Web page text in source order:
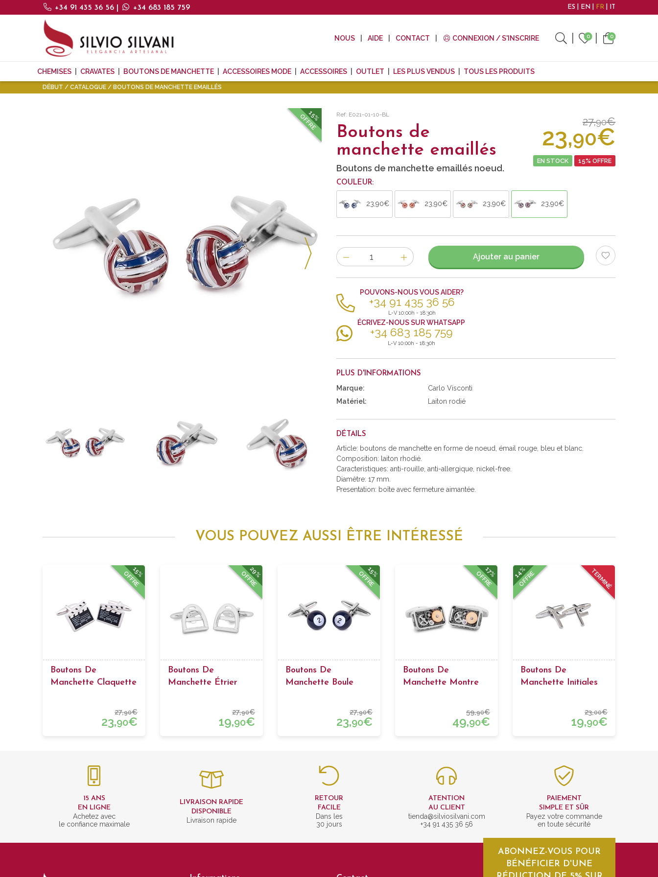
+34 91 435 36 56 +34 683 185 759 ES EN FR IT
NOUS AIDE CONTACT CONNEXION / S'INSCRIRE 0 0
CHEMISES CRAVATES BOUTONS DE MANCHETTE ACCESSOIRES MODE ACCESSOIRES OUTLET LES PLUS VENDUS TOUS LES PRODUITS
DÉBUT CATALOGUE BOUTONS DE MANCHETTE EMAILLÉS
15%
OFFRE Ref: E021-01-10-BL
Boutons de
manchette emaillés
Boutons de manchette emaillés noeud.
27,90€
23,90€
EN STOCK 15% OFFRE
COULEUR:
23,90€ 23,90€ 23,90€ 23,90€
Nombre
d'items
Ajouter au panier
POUVONS-NOUS VOUS AIDER?
+34 91 435 36 56
L-V 10:00h - 18:30h
ÉCRIVEZ-NOUS SUR WHATSAPP
+34 683 185 759
L-V 10:00h - 18:30h
PLUS D'INFORMATIONS
Marque:
Carlo Visconti
Matériel:
Laiton rodié
DÉTAILS
Article: boutons de manchette en forme de noeud, émail rouge, bleu et blanc.
Composition: laiton rhodié.
Caracteristiques: anti-rouille, anti-allergique, nickel-free.
Diamètre: 17 mm.
Presentation: boîte avec fermeture aimantée.
VOUS POUVEZ AUSSI ÊTRE INTÉRESSÉ
15%
OFFRE
Boutons De
Manchette Claquette
27,90€
23,90€
29%
OFFRE
Boutons De
Manchette Étrier
27,90€
19,90€
15%
OFFRE
Boutons De
Manchette Boule
27,90€
23,90€
17%
OFFRE
Boutons De
Manchette Montre
59,90€
49,90€
TERMINÉ
14%
OFFRE
Boutons De
Manchette Initiales
23,00€
19,90€
15 ANS
EN LIGNE
Achetez avec
le confiance maximale
LIVRAISON RAPIDE
DISPONIBLE
Livraison rapide
RETOUR
FACILE
Dans les
30 jours
ATENTION
AU CLIENT
tienda@silviosilvani.com
+34 91 435 36 56
PAIEMENT
SIMPLE ET SÛR
Payez votre commande
en toute sécurité
ABONNEZ-VOUS POUR
BÉNÉFICIER D'UNE